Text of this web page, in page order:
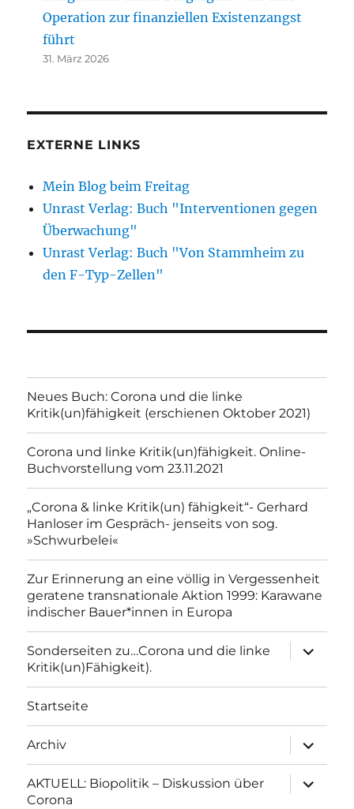
Operation zur finanziellen Existenzangst
führt
31. März 2026
EXTERNE LINKS
Mein Blog beim Freitag
Unrast Verlag: Buch "Interventionen gegen
Überwachung"
Unrast Verlag: Buch "Von Stammheim zu
den F-Typ-Zellen"
Neues Buch: Corona und die linke
Kritik(un)fähigkeit (erschienen Oktober 2021)
Corona und linke Kritik(un)fähigkeit. Online-
Buchvorstellung vom 23.11.2021
„Corona & linke Kritik(un) fähigkeit“- Gerhard
Hanloser im Gespräch- jenseits von sog.
»Schwurbelei«
Zur Erinnerung an eine völlig in Vergessenheit
geratene transnationale Aktion 1999: Karawane
indischer Bauer*innen in Europa
Sonderseiten zu…Corona und die linke
Kritik(un)Fähigkeit).
anzeigen
Startseite
Archiv
anzeigen
AKTUELL: Biopolitik – Diskussion über
Corona
anzeigen